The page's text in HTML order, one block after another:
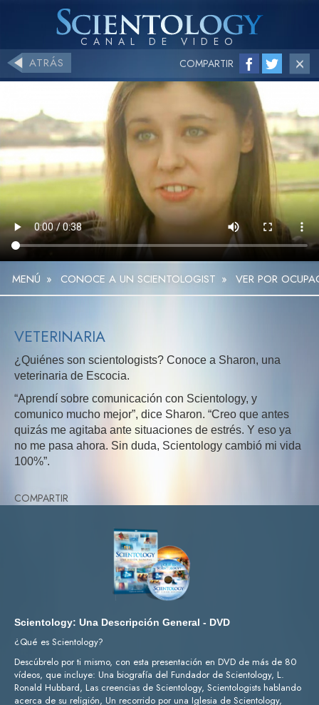
ATRÁS COMPARTIR
MENÚ » CONOCE A UN SCIENTOLOGIST » VER POR
VETERINARIA
¿Quiénes son scientologists? Conoce a Sharon, una
veterinaria de Escocia.
“Aprendí sobre comunicación con Scientology, y
comunico mucho mejor”, dice Sharon. “Creo que antes
quizás me agitaba ante situaciones de estrés. Y eso ya
no me pasa ahora. Sin duda, Scientology cambió mi vida
100%”.
COMPARTIR
Scientology: Una Descripción General - DVD
¿Qué es Scientology?
Descúbrelo por ti mismo, con esta presentación en DVD de más de 80
vídeos, que incluye: Una biografía del Fundador de Scientology, L.
Ronald Hubbard, Las creencias de Scientology, Scientologists hablando
acerca de su religión, Un recorrido por una Iglesia de Scientology,